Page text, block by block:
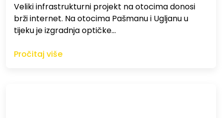
Veliki infrastrukturni projekt na otocima donosi
brži internet. Na otocima Pašmanu i Ugljanu u
tijeku je izgradnja optičke…
Pročitaj više